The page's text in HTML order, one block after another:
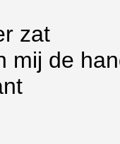
zat
mij de